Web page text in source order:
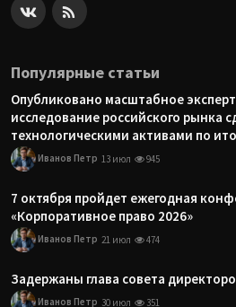
Популярные статьи
Опубликовано масштабное
исследование российского рынка
технологическими активами по
Иванов Петр 13 июл 945
7 октября пройдет ежегодная
«Корпоративное право 2026»
Иванов Петр 21 июл 474
Задержаны глава совета
Иванов Петр 30 июл 351